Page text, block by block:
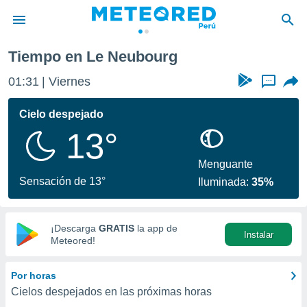
de
ha sido
calidad.
a este
las
y
digital
basada
Tiempo en Le Neubourg
01:31 Viernes ...
Cielo despejado
13°
Sensación de 13°
Menguante
Iluminada:35%
¡Descarga GRATIS la app de
Meteored!
Instalar
Por horas
Cielos despejados en las próximas horas